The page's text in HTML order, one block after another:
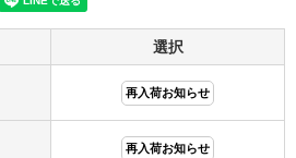
選択
再入荷お知らせ
再入荷お知らせ